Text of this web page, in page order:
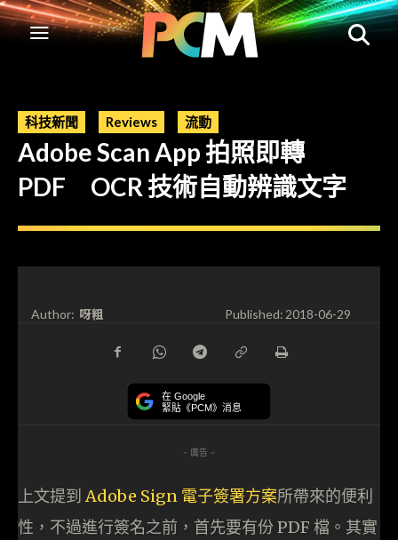
科技新聞 Reviews 流動
Adobe Scan App 拍照即轉
PDF OCR 技術自動辨識文字
Author: 呀粗 Published:2018-06-29
在 Google
緊貼《PCM》消息
- 廣告 -
上文提到Adobe Sign 電子簽署方案所帶來的便利
性，不過進行簽名之前，首先要有份 PDF 檔。其實